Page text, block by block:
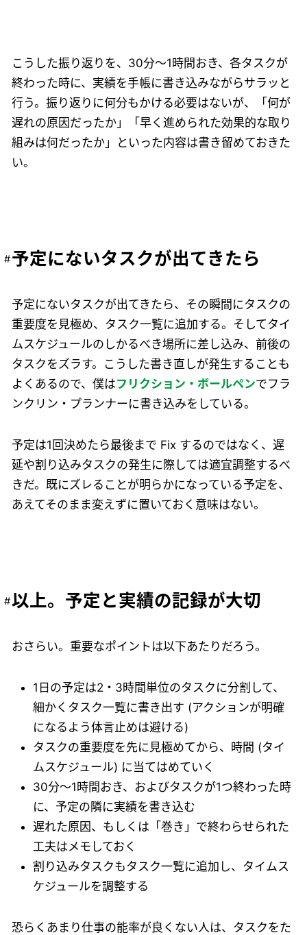
こうした振り返りを、30分〜1時間おき、各タスクが
終わった時に、実績を手帳に書き込みながらサラッと
行う。振り返りに何分もかける必要はないが、「何が
遅れの原因だったか」「早く進められた効果的な取り
組みは何だったか」といった内容は書き留めておきた
い。
予定にないタスクが出てきたら
予定にないタスクが出てきたら、その瞬間にタスクの
重要度を見極め、タスク一覧に追加する。そしてタイ
ムスケジュールのしかるべき場所に差し込み、前後の
タスクをズラす。こうした書き直しが発生することも
よくあるので、僕はフリクション・ボールペンでフラ
ンクリン・プランナーに書き込みをしている。
予定は1回決めたら最後まで Fix するのではなく、遅
延や割り込みタスクの発生に際しては適宜調整するべ
きだ。既にズレることが明らかになっている予定を、
あえてそのまま変えずに置いておく意味はない。
以上。予定と実績の記録が大切
おさらい。重要なポイントは以下あたりだろう。
1日の予定は2・3時間単位のタスクに分割して、
細かくタスク一覧に書き出す (アクションが明確
になるよう体言止めは避ける)
タスクの重要度を先に見極めてから、時間 (タイ
ムスケジュール) に当てはめていく
30分〜1時間おき、およびタスクが1つ終わった時
に、予定の隣に実績を書き込む
遅れた原因、もしくは「巻き」で終わらせられた
工夫はメモしておく
割り込みタスクもタスク一覧に追加し、タイムス
ケジュールを調整する
恐らくあまり仕事の能率が良くない人は、タスクをた